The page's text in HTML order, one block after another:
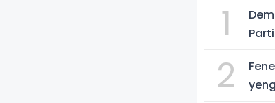
1
2